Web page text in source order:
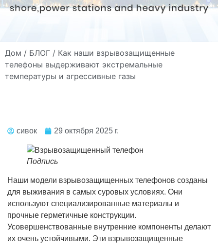
Дом / БЛОГ / Как наши взрывозащищенные
телефоны выдерживают экстремальные
температуры и агрессивные газы
сивок 29 октября 2025 г.
Подпись
Наши модели взрывозащищенных телефонов созданы
для выживания в самых суровых условиях. Они
используют специализированные материалы и
прочные герметичные конструкции.
Усовершенствованные внутренние компоненты делают
их очень устойчивыми. Эти взрывозащищенные